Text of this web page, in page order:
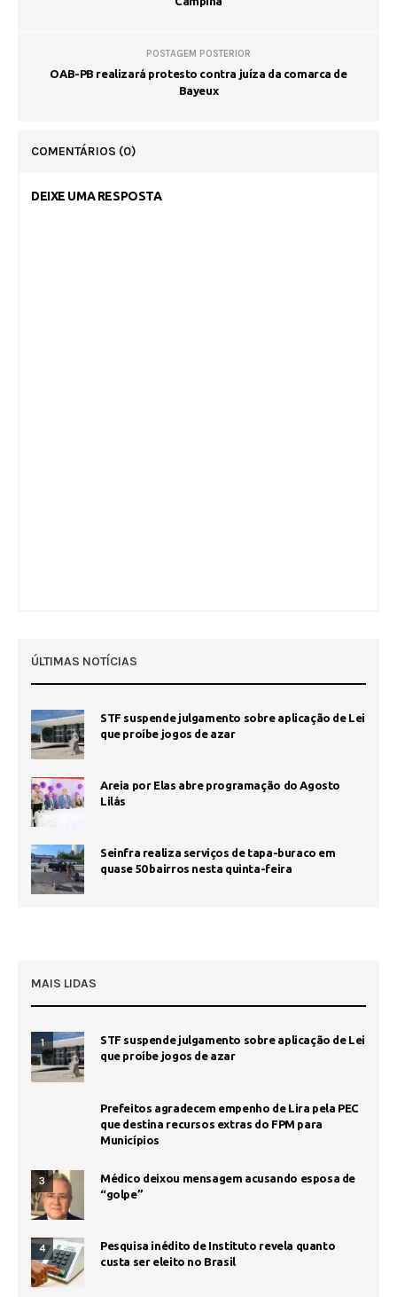
POSTAGEM POSTERIOR
OAB-PB realizará protesto contra juíza da comarca de
Bayeux
COMENTÁRIOS (0)
DEIXE UMA RESPOSTA
ÚLTIMAS NOTÍCIAS
STF suspende julgamento sobre aplicação de Lei
que proíbe jogos de azar
Areia por Elas abre programação do Agosto
Lilás
Seinfra realiza serviços de tapa-buraco em
quase 50 bairros nesta quinta-feira
MAIS LIDAS
1
STF suspende julgamento sobre aplicação de Lei
que proíbe jogos de azar
Prefeitos agradecem empenho de Lira pela PEC
que destina recursos extras do FPM para
Municípios
3
Médico deixou mensagem acusando esposa de
“golpe”
4
Pesquisa inédito de Instituto revela quanto
custa ser eleito no Brasil